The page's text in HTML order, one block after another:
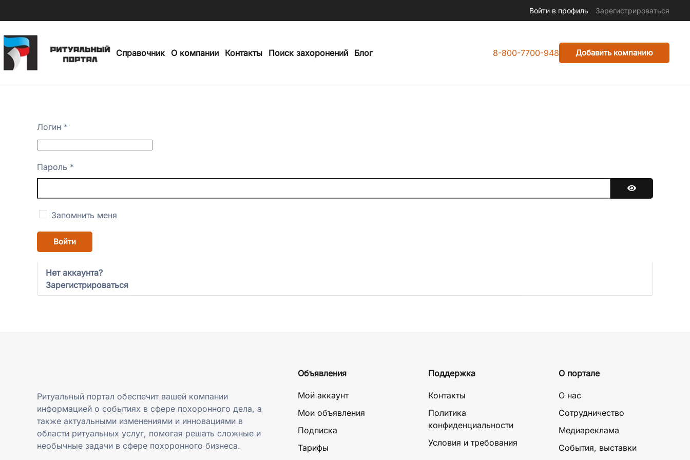
to
main
Войти в профиль Зарегистрироваться
Справочник О компании Контакты Поиск захоронений Блог 8-800-7700-948 Добавить компанию
Логин *
Пароль *
Запомнить меня
Войти
Нет аккаунта?
Зарегистрироваться
Ритуальный портал обеспечит вашей компании
информацией о событиях в сфере похоронного дела, а
также актуальными изменениями и инновациями в
области ритуальных услуг, помогая решать сложные и
необычные задачи в сфере похоронного бизнеса.
Объявления
Мой аккаунт
Мои объявления
Подписка
Тарифы
Поддержка
Контакты
Политика
конфиденциальности
Условия и требования
О портале
О нас
Сотрудничество
Медиареклама
События, выставки